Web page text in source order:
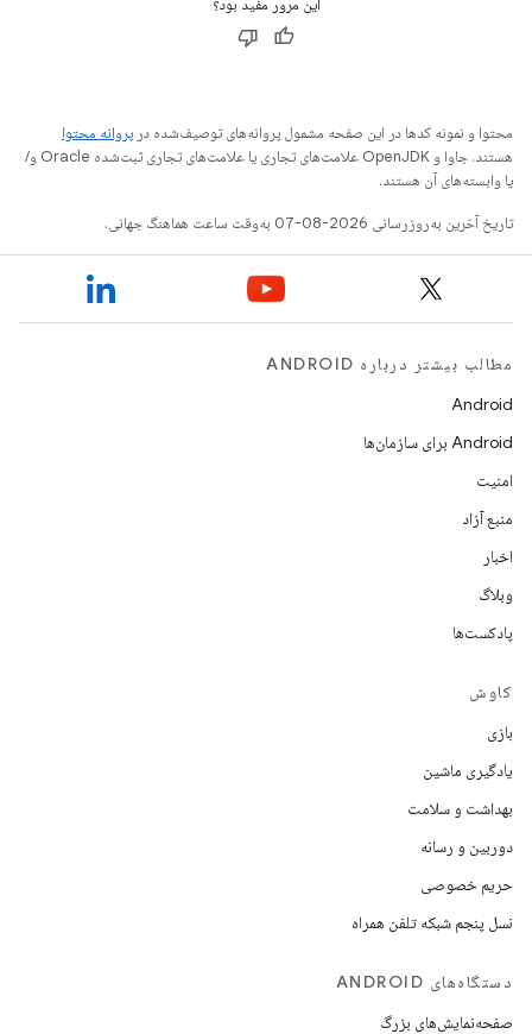
این مرور مفید بود؟
محتوا و نمونه کدها در این صفحه مشمول پروانه‌های توصیف‌شده در پروانه محتوا
هستند. جاوا و OpenJDK علامت‌های تجاری یا علامت‌های تجاری ثبت‌شده Oracle و/
یا وابسته‌های آن هستند.
تاریخ آخرین به‌روزرسانی 2026-08-07 به‌وقت ساعت هماهنگ جهانی.
مطالب بیشتر درباره ANDROID
Android
Android برای سازمان‌ها
امنیت
منبع آزاد
اخبار
وبلاگ
پادکست‌ها
کاوش
بازی
یادگیری ماشین
بهداشت و سلامت
دوربین و رسانه
حریم خصوصی
نسل پنجم شبکه تلفن همراه
دستگاه‌های ANDROID
صفحه‌نمایش‌های بزرگ